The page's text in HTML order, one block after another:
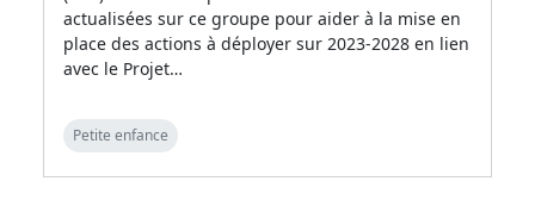
actualisées sur ce groupe pour aider à la mise en
place des actions à déployer sur 2023-2028 en lien
avec le Projet…
Petite enfance